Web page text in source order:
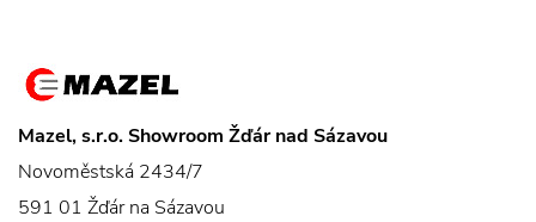
Mazel, s.r.o. Showroom Žďár nad Sázavou
Novoměstská 2434/7
591 01 Žďár na Sázavou